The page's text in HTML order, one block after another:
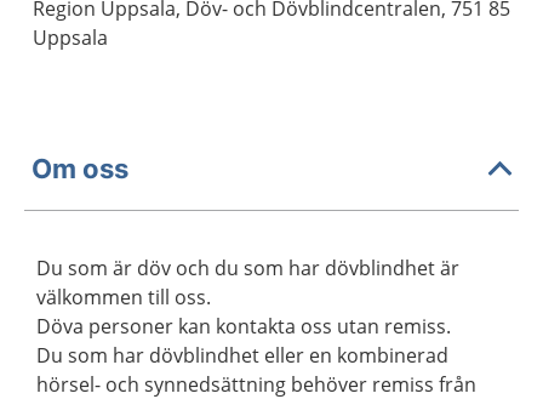
Region Uppsala, Döv- och Dövblindcentralen, 751 85
Uppsala
Om oss
Du som är döv och du som har dövblindhet är
välkommen till oss.
Döva personer kan kontakta oss utan remiss.
Du som har dövblindhet eller en kombinerad
hörsel- och synnedsättning behöver remiss från